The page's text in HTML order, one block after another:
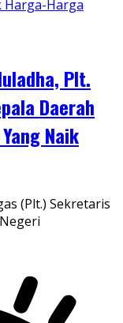
Plt.
Daerah
Naik
(Plt.) Sekretaris